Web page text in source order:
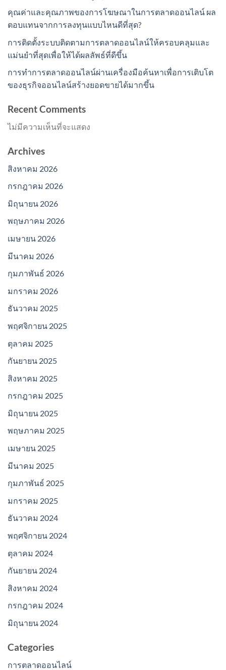
คุณค่าและคุณภาพของการโฆษณาในการตลาดออนไลน์ ผล
ตอบแทนจากการลงทุนแบบไหนดีที่สุด?
การติดตั้งระบบติดตามการตลาดออนไลน์ให้ครอบคลุมและ
แม่นยำที่สุดเพื่อให้ได้ผลลัพธ์ที่ดีขึ้น
การทำการตลาดออนไลน์ผ่านเครื่องมือค้นหาเพื่อการเติบโต
ของธุรกิจออนไลน์สร้างยอดขายได้มากขึ้น
Recent Comments
ไม่มีความเห็นที่จะแสดง
Archives
สิงหาคม 2026
กรกฎาคม 2026
มิถุนายน 2026
พฤษภาคม 2026
เมษายน 2026
มีนาคม 2026
กุมภาพันธ์ 2026
มกราคม 2026
ธันวาคม 2025
พฤศจิกายน 2025
ตุลาคม 2025
กันยายน 2025
สิงหาคม 2025
กรกฎาคม 2025
มิถุนายน 2025
พฤษภาคม 2025
เมษายน 2025
มีนาคม 2025
กุมภาพันธ์ 2025
มกราคม 2025
ธันวาคม 2024
พฤศจิกายน 2024
ตุลาคม 2024
กันยายน 2024
สิงหาคม 2024
กรกฎาคม 2024
มิถุนายน 2024
Categories
การตลาดออนไลน์